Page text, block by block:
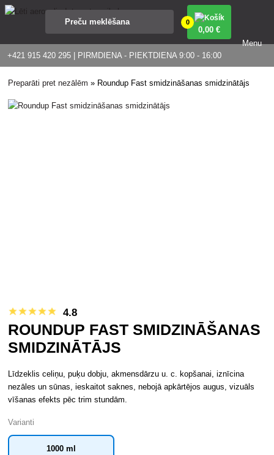
+421 915 420 295 | PIRMDIENA - PIEKTDIENA 9:00 - 16:00
0
0,00 €
Menu
Preparāti pret nezālēm » Roundup Fast smidzināšanas smidzinātājs
4.8
ROUNDUP FAST SMIDZINĀŠANAS
SMIDZINĀTĀJS
Līdzeklis celiņu, puķu dobju, akmensdārzu u. c. kopšanai, iznīcina
nezāles un sūnas, ieskaitot saknes, nebojā apkārtējos augus, vizuāls
vīšanas efekts pēc trim stundām.
Varianti
1000 ml